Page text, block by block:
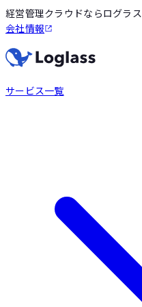
経営管理クラウドならログラス
会社情報
サービス一覧